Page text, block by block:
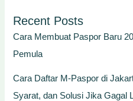
Recent Posts
Cara Membuat Paspor Baru
Pemula
Cara Daftar M-Paspor di
Syarat, dan Solusi Jika Gagal